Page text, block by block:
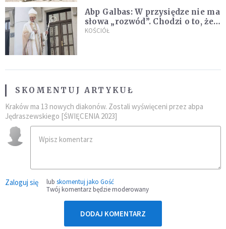
Abp Galbas: W przysiędze nie ma
słowa „rozwód”. Chodzi o to, że
„cię nie opuszczę”
KOŚCIÓŁ
SKOMENTUJ ARTYKUŁ
Kraków ma 13 nowych diakonów. Zostali wyświęceni przez abpa
Jędraszewskiego [ŚWIĘCENIA 2023]
Zaloguj się lub skomentuj jako Gość
Twój komentarz będzie moderowany
DODAJ KOMENTARZ